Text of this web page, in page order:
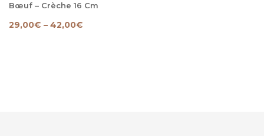
Bœuf – Crèche 16 Cm
29,00€ – 42,00€